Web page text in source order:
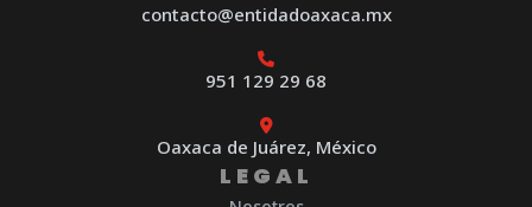
contacto@entidadoaxaca.mx
951 129 29 68
Oaxaca de Juárez, México
LEGAL